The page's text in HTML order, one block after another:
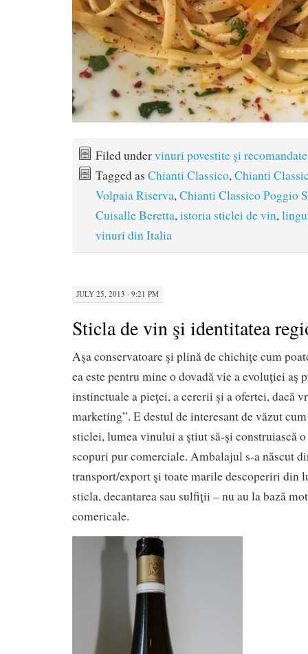
Filed undervinuri povestite şi recomandate
Tagged as Chianti Classico,Chianti
Volpaia Riserva,Chianti Classico Poggio
Cuisalle Beretta,istoria sticlei de vin,
vinuri din Italia
JULY 25, 2013 · 9:21 PM
Sticla de vin şi identitatea
Aşa conservatoare şi plină de chichiţe cum
ea este pentru mine o dovadă vie a evoluţiei aş
instinctuale a pieţei, a cererii şi a ofertei, dacă
marketing”. E destul de interesant de văzut
sticlei, lumea vinului a ştiut să-şi construiască
scopuri pur comerciale. Ambalajul s-a născut
transport/export şi toate marile descoperiri din
sticla, decantarea sau sulfiţii – nu au la bază
comericale.